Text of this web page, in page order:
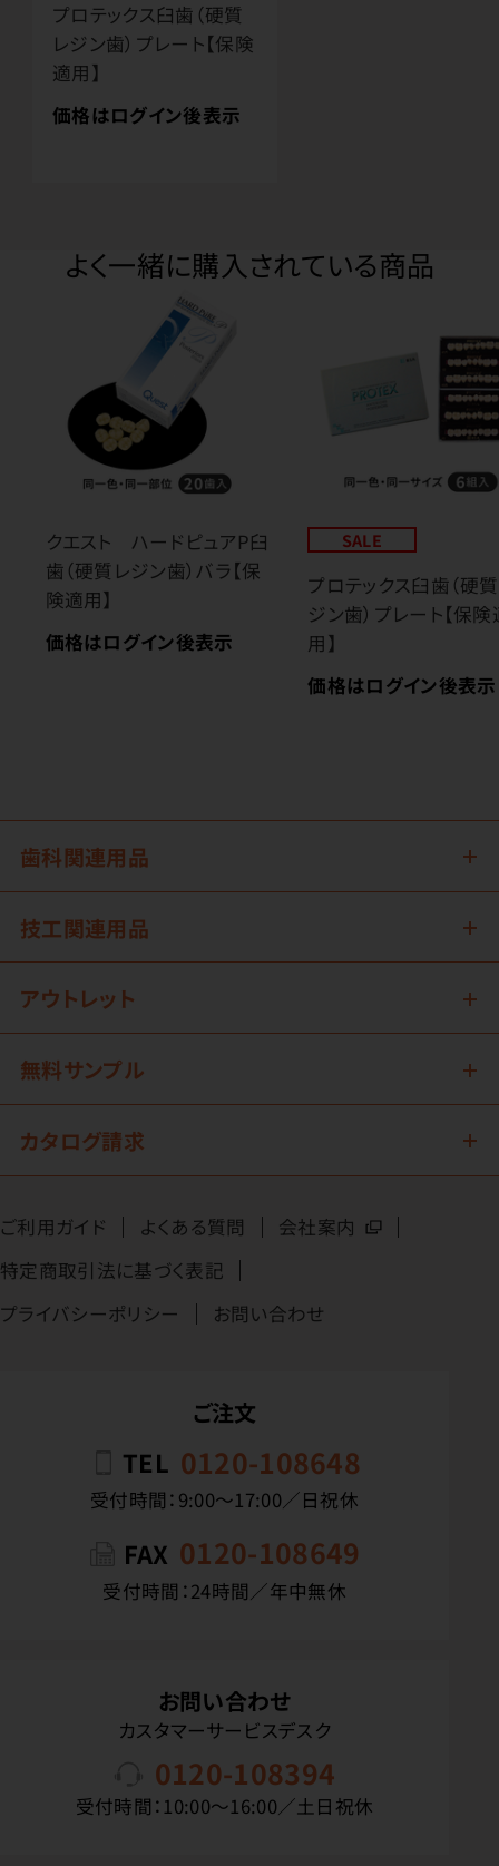
プロテックス臼歯（硬質
レジン歯）プレート【保険
適用】
価格はログイン後表示
よく一緒に購入されている商品
クエスト ハードピュアP臼
歯（硬質レジン歯）バラ【保
険適用】
価格はログイン後表示
SALE
プロテックス臼歯（硬
ジン歯）プレート【保
用】
価格はログイン後表示
歯科関連用品
技工関連用品
アウトレット
無料サンプル
カタログ請求
ご利用ガイド よくある質問
会社案内
特定商取引法に基づく表記
プライバシーポリシー
お問い合わせ
ご注文
TEL 0120-108648
受付時間：9:00〜17:00／日祝休
FAX 0120-108649
受付時間：24時間／年中無休
お問い合わせ
カスタマーサービスデスク
0120-108394
受付時間：10:00〜16:00／土日祝休